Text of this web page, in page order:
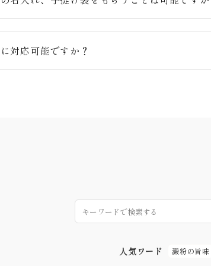
対応可能ですか？
人気ワード 澱粉の旨味